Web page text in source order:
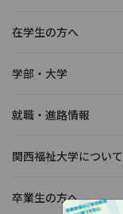
在学生の方へ
学部・大学
就職・進路情報
関西福祉大学について
卒業生の方へ